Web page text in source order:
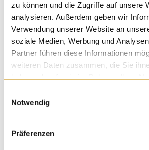
zu können und die Zugriffe auf unsere
analysieren. Außerdem geben wir
Verwendung unserer Website an
soziale Medien, Werbung und
Partner führen diese Informationen
weiteren Daten zusammen, die Sie
Notwendig
Präferenzen
Um die Kenntnisse über Landwirtschaft
erweitern und zu festigen, hat sich das
Landentwicklung auf unserem
einer Fortbildung versammelt. Viele
heute und gestern konnten so praktisch
diskutiert werden.